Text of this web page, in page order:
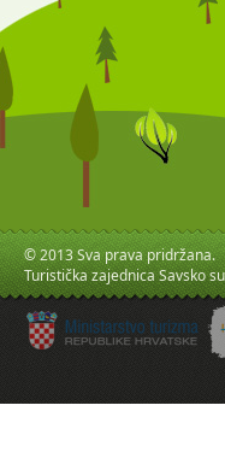
© 2013 Sva prava pridržana.
Turistička zajednica Savsko